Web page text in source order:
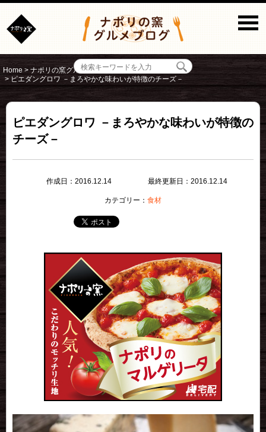
Home > ナポリの窯グルメブログ >
食材
> ピエダングロワ －まろやかな味わいが特徴のチーズ－
ピエダングロワ －まろやかな味わいが特徴の
チーズ－
作成日：2016.12.14 最終更新日：2016.12.14
カテゴリー： 食材